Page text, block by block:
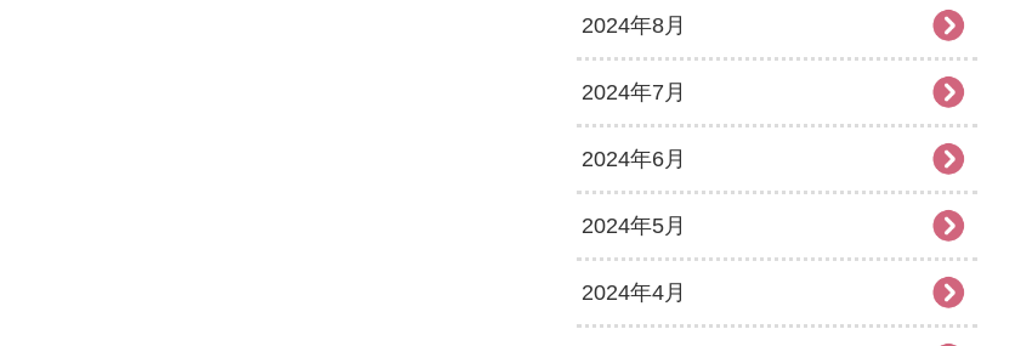
2024年8月
2024年7月
2024年6月
2024年5月
2024年4月